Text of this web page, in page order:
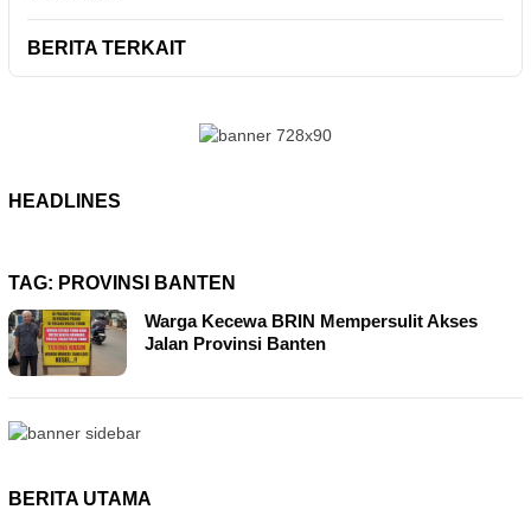
BERITA TERKAIT
HEADLINES
TAG: PROVINSI BANTEN
Warga Kecewa BRIN Mempersulit Akses
Jalan Provinsi Banten
BERITA UTAMA